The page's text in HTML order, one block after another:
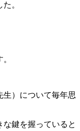
。
生）について毎年思
鍵を握っていると